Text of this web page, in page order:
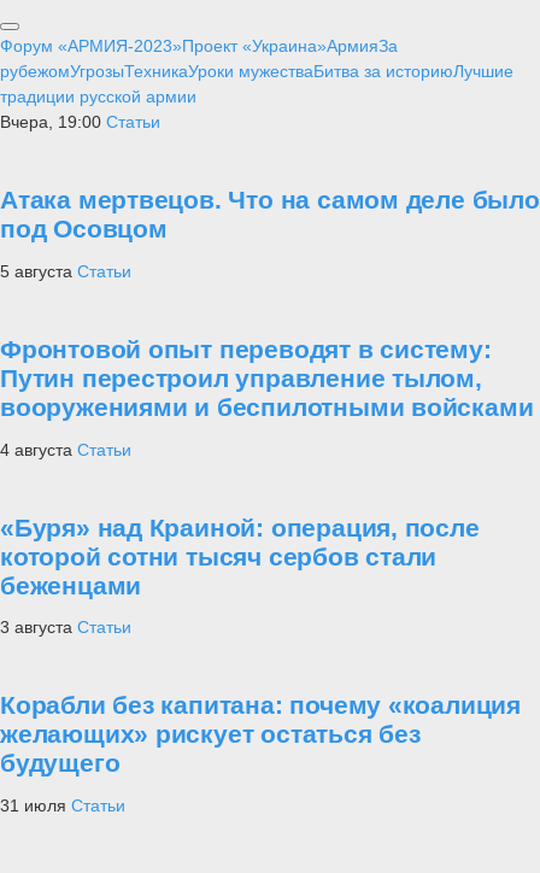
Форум «АРМИЯ-2023»Проект «Украина»АрмияЗа
рубежомУгрозыТехникаУроки мужестваБитва за историюЛучшие
традиции русской армии
Вчера, 19:00 Статьи
Атака мертвецов. Что на самом деле было
под Осовцом
5 августа Статьи
Фронтовой опыт переводят в систему:
Путин перестроил управление тылом,
вооружениями и беспилотными войсками
4 августа Статьи
«Буря» над Краиной: операция, после
которой сотни тысяч сербов стали
беженцами
3 августа Статьи
Корабли без капитана: почему «коалиция
желающих» рискует остаться без
будущего
31 июля Статьи